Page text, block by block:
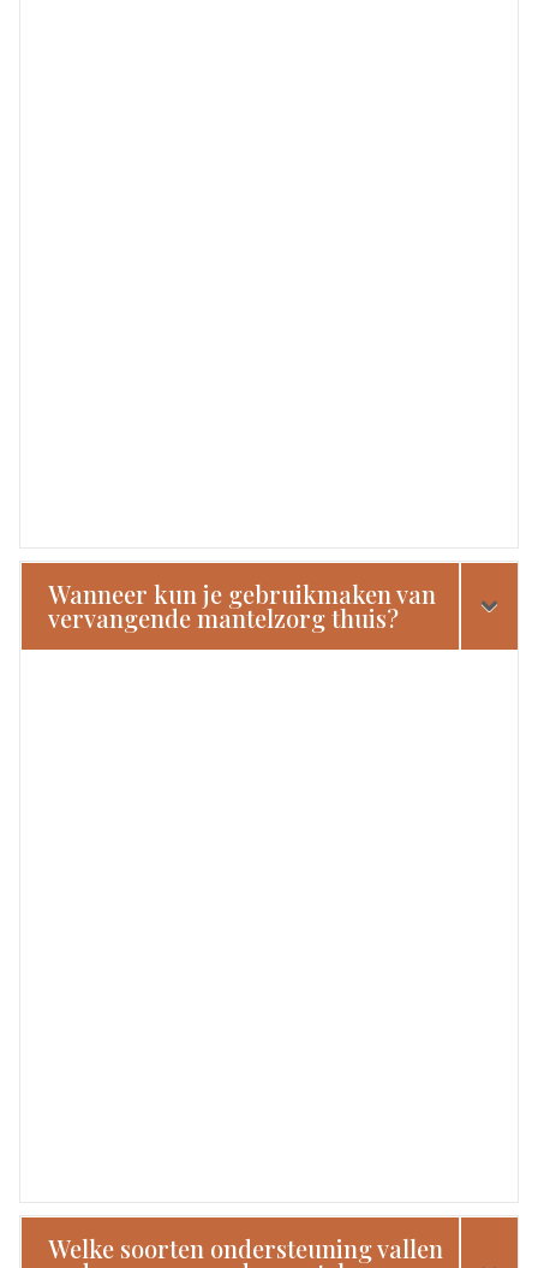
Wanneer kun je gebruikmaken van
vervangende mantelzorg thuis?
Welke soorten ondersteuning vallen